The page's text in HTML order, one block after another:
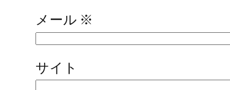
メール ※
サイト